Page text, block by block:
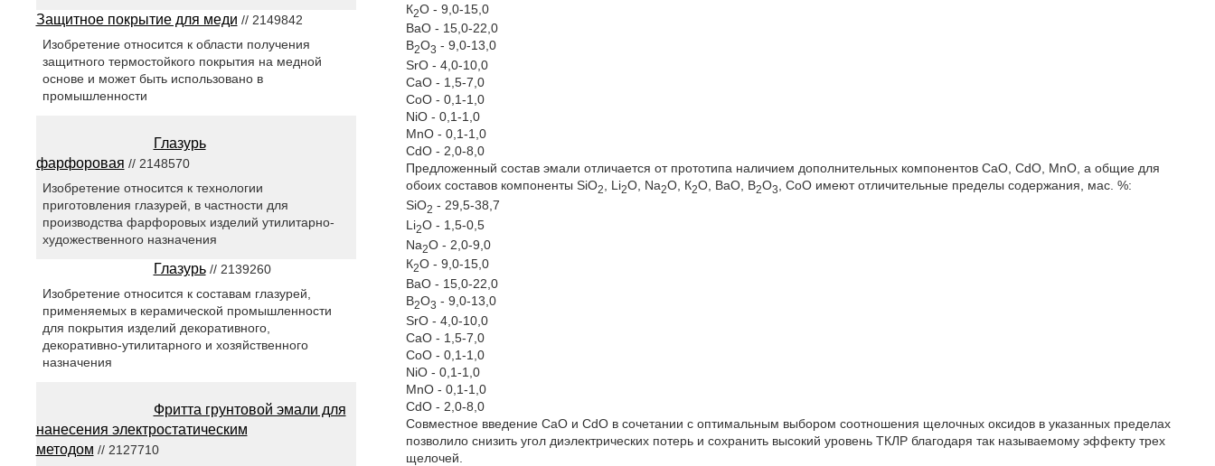
К2О - 9,0-15,0
BaO - 15,0-22,0
B2O3 - 9,0-13,0
SrO - 4,0-10,0
CaO - 1,5-7,0
СоO - 0,1-1,0
NiO - 0,1-1,0
MnO - 0,1-1,0
CdO - 2,0-8,0
Предложенный состав эмали отличается от прототипа наличием дополнительных компонентов CaO, CdO, МnO, а общие для
обоих составов компоненты SiO2 , Li2O, Na2O, К2О, ВаO, B2O3
, CoO имеют отличительные пределы содержания, мас. %:
SiO2 - 29,5-38,7
Li2O - 1,5-0,5
Na2O - 2,0-9,0
К2О - 9,0-15,0
BaO - 15,0-22,0
B2O3 - 9,0-13,0
SrO - 4,0-10,0
CaO - 1,5-7,0
СоO - 0,1-1,0
NiO - 0,1-1,0
MnO - 0,1-1,0
CdO - 2,0-8,0
Совместное введение СaО и CdO в сочетании с оптимальным выбором соотношения щелочных оксидов в указанных пределах
позволило снизить угол диэлектрических потерь и сохранить высокий уровень ТКЛР благодаря так называемому эффекту трех
щелочей.
Защитное покрытие для меди // 2149842
Изобретение относится к области получения
защитного термостойкого покрытия на медной
основе и может быть использовано в
промышленности
Глазурь
фарфоровая // 2148570
Изобретение относится к технологии
приготовления глазурей, в частности для
производства фарфоровых изделий утилитарно-
художественного назначения
Глазурь// 2139260
Изобретение относится к составам глазурей,
применяемых в керамической промышленности
для покрытия изделий декоративного,
декоративно-утилитарного и хозяйственного
назначения
Фритта грунтовой эмали для
нанесения электростатическим
методом // 2127710